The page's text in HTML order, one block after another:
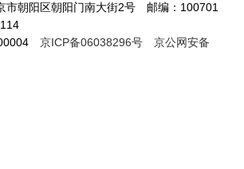
市朝阳区朝阳门南大街2号 邮编：100701
京ICP备06038296号
京公网安备